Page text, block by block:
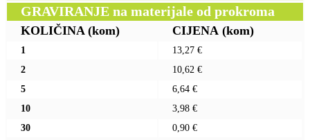
GRAVIRANJE na materijale od prokroma
KOLIČINA (kom) CIJENA (kom)
1
13,27 €
2
10,62 €
5
6,64 €
10
3,98 €
30
0,90 €